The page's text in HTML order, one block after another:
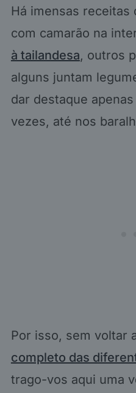
Há imensas receitas
com camarão na
à tailandesa, outros
alguns juntam
dar destaque
vezes, até nos
Por isso, sem voltar
completo das
trago-vos aqui uma